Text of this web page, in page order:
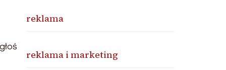
reklama
reklama i marketing